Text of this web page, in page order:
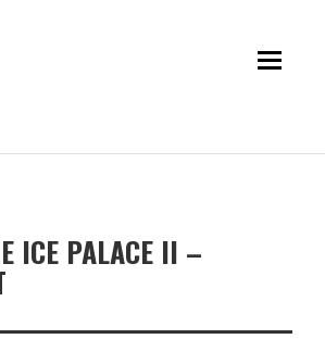
ICE PALACE II –